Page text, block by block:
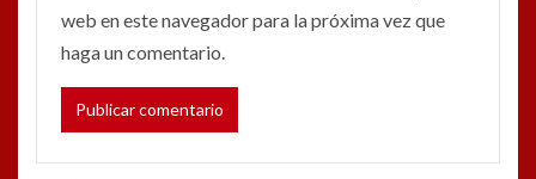
web en este navegador para la próxima vez que
haga un comentario.